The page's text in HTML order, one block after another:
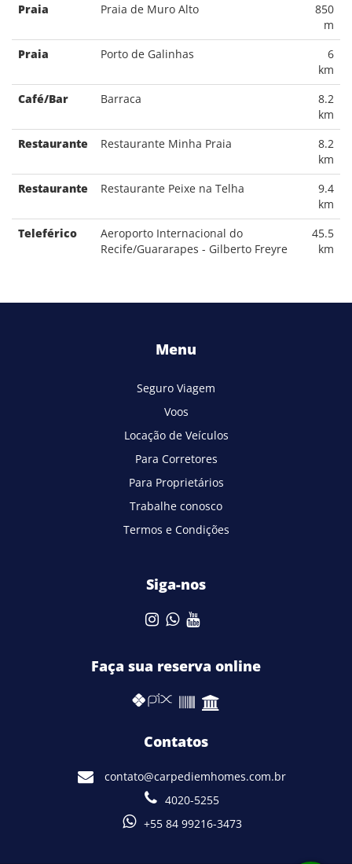
Praia Praia de Muro Alto
850
m
Praia
Porto de Galinhas
6
km
Café/Bar
Barraca
8.2
km
Restaurante
Restaurante Minha Praia
8.2
km
Restaurante
Restaurante Peixe na Telha
9.4
km
Teleférico
Aeroporto Internacional do
Recife/Guararapes - Gilberto Freyre
45.5
km
Menu
Seguro Viagem
Voos
Locação de Veículos
Para Corretores
Para Proprietários
Trabalhe conosco
Termos e Condições
Siga-nos
Faça sua reserva online
Contatos
contato@carpediemhomes.com.br
4020-5255
+55 84 99216-3473